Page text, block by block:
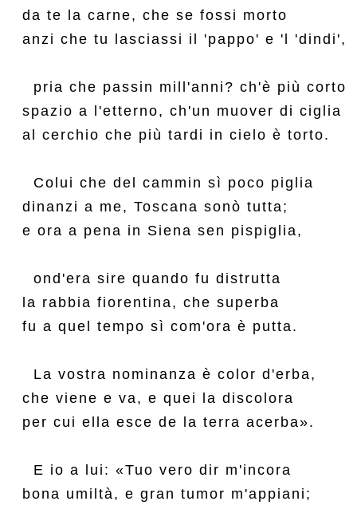
da te la carne, che se fossi morto
anzi che tu lasciassi il 'pappo' e 'l 'dindi',
  pria che passin mill'anni? ch'è più corto
spazio a l'etterno, ch'un muover di ciglia
al cerchio che più tardi in cielo è torto.
  Colui che del cammin sì poco piglia
dinanzi a me, Toscana sonò tutta;
e ora a pena in Siena sen pispiglia,
  ond'era sire quando fu distrutta
la rabbia fiorentina, che superba
fu a quel tempo sì com'ora è putta.
  La vostra nominanza è color d'erba,
che viene e va, e quei la discolora
per cui ella esce de la terra acerba».
  E io a lui: «Tuo vero dir m'incora
bona umiltà, e gran tumor m'appiani;